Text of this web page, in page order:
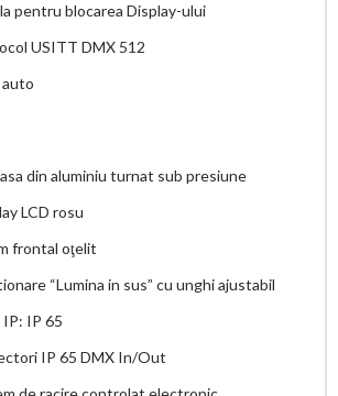
pentru blocarea Display-ului
USITT DMX 512
din aluminiu turnat sub presiune
LCD rosu
frontal oţelit
“Lumina in sus” cu unghi ajustabil
IP: IP 65
IP 65 DMX In/Out